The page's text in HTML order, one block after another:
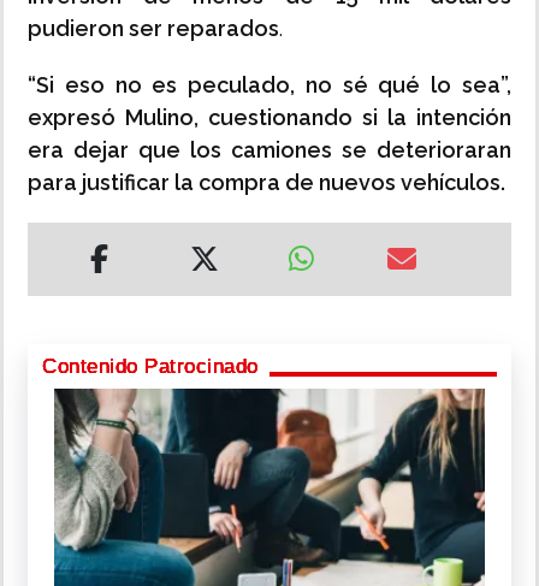
pudieron ser reparados.
“Si eso no es peculado, no sé qué lo sea”,
expresó Mulino, cuestionando si la intención
era dejar que los camiones se deterioraran
para justificar la compra de nuevos vehículos.
Contenido Patrocinado